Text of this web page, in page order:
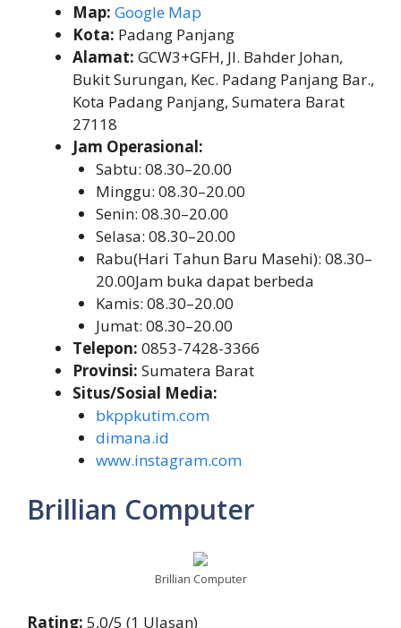
Map: Google Map
Kota: Padang Panjang
Alamat: GCW3+GFH, Jl. Bahder Johan,
Bukit Surungan, Kec. Padang Panjang Bar.,
Kota Padang Panjang, Sumatera Barat
27118
Jam Operasional:
Sabtu: 08.30–20.00
Minggu: 08.30–20.00
Senin: 08.30–20.00
Selasa: 08.30–20.00
Rabu(Hari Tahun Baru Masehi): 08.30–
20.00Jam buka dapat berbeda
Kamis: 08.30–20.00
Jumat: 08.30–20.00
Telepon: 0853-7428-3366
Provinsi: Sumatera Barat
Situs/Sosial Media:
bkppkutim.com
dimana.id
www.instagram.com
Brillian Computer
Brillian Computer
Rating: 5,0/5 (1 Ulasan)